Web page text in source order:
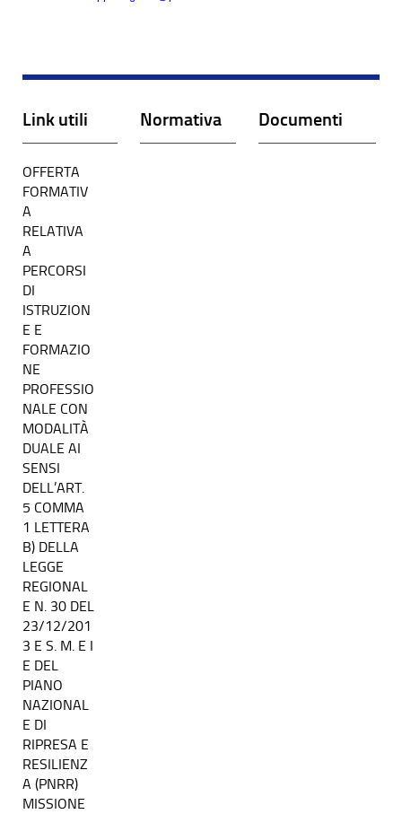
Link utili
OFFERTA
FORMATIV
A
RELATIVA
A
PERCORSI
DI
ISTRUZION
E E
FORMAZIO
NE
PROFESSIO
NALE CON
MODALITÀ
DUALE AI
SENSI
DELL’ART.
5 COMMA
1 LETTERA
B) DELLA
LEGGE
REGIONAL
E N. 30 DEL
23/12/201
3 E S. M. E I
E DEL
PIANO
NAZIONAL
E DI
RIPRESA E
RESILIENZ
A (PNRR)
MISSIONE
Normativa Documenti